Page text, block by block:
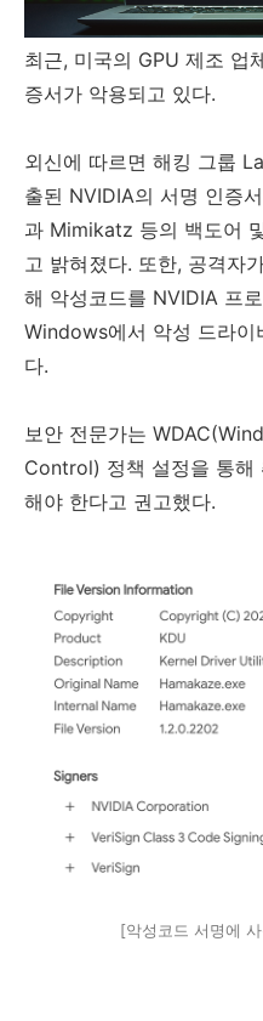
최근, 미국의 GPU 제조 업
증서가 악용되고 있다.
외신에 따르면 해킹 그룹
출된 NVIDIA의 서명 인증
과 Mimikatz 등의 백도어
고 밝혀졌다. 또한, 공격자
해 악성코드를 NVIDIA 프
Windows에서 악성 드라
다.
보안 전문가는
Control) 정책 설정을 통해
해야 한다고 권고했다.
[악성코드 서명에